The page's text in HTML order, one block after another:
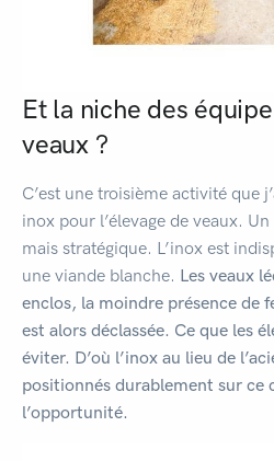
Et la niche des
veaux ?
C’est une troisième activité que
inox pour l’élevage de veaux.
mais stratégique. L’inox est
une viande blanche. Les veaux
enclos, la moindre présence de
est alors déclassée. Ce que les
éviter. D’où l’inox au lieu de
positionnés durablement sur ce
l’opportunité.